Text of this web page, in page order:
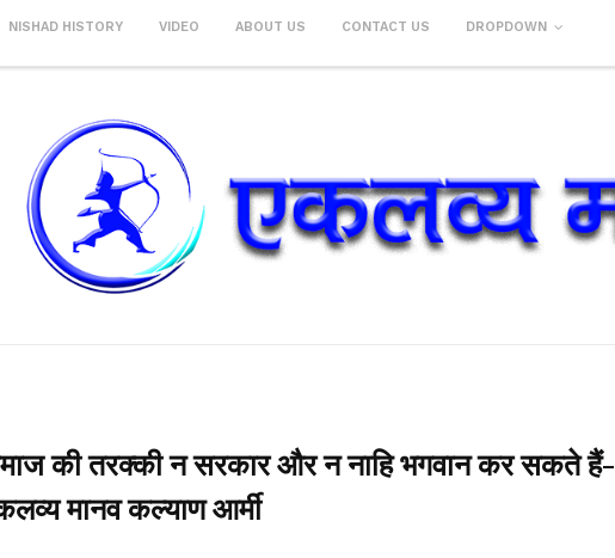
NISHAD HISTORY VIDEO ABOUT US CONTACT US DROPDOWN
की तरक्की न सरकार और न नाहि भगवान कर सकते हैं-
मानव कल्याण आर्मी